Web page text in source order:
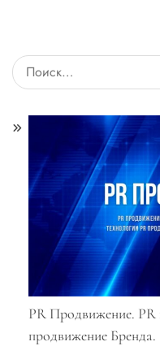
Найти:
PR Продвижение.
продвижение Бренда.